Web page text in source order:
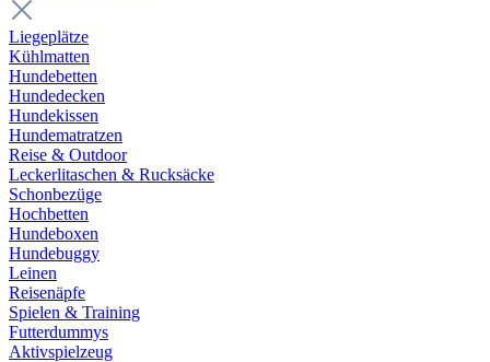
Liegeplätze
Kühlmatten
Hundebetten
Hundedecken
Hundekissen
Hundematratzen
Reise & Outdoor
Leckerlitaschen & Rucksäcke
Schonbezüge
Hochbetten
Hundeboxen
Hundebuggy
Leinen
Reisenäpfe
Spielen & Training
Futterdummys
Aktivspielzeug